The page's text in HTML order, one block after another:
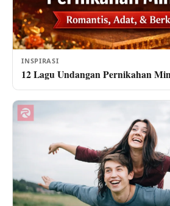
INSPIRASI
12 Lagu Undangan Pernikahan